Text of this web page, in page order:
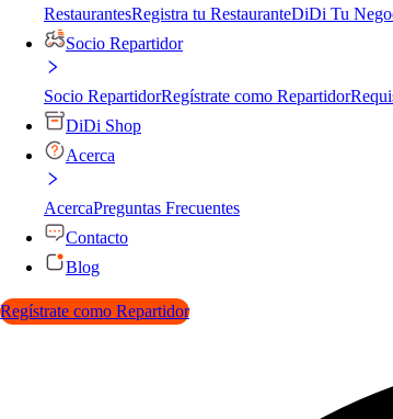
RestaurantesRegistra tu RestauranteDiDi Tu
Socio Repartidor
Socio RepartidorRegístrate como Repartidor
DiDi Shop
Acerca
AcercaPreguntas Frecuentes
Contacto
Blog
Regístrate como Repartidor